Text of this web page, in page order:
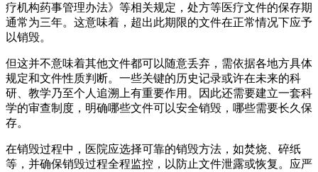
疗机构药事管理办法》等相关规定，处方等医疗文件的保存期
通常为三年。这意味着，超出此期限的文件在正常情况下应予
以销毁。
但这并不意味着其他文件都可以随意丢弃，需依据各地方具体
规定和文件性质判断。一些关键的历史记录或许在未来的科
研、教学乃至个人追溯上有重要作用。因此还需要建立一套科
学的审查制度，明确哪些文件可以安全销毁，哪些需要长久保
存。
在销毁过程中，医院应选择可靠的销毁方法，如焚烧、碎纸
等，并确保销毁过程全程监控，以防止文件泄露或恢复。应严